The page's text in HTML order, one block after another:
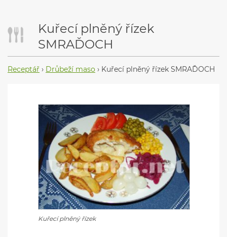
Kuřecí plněný řízek
SMRAĎOCH
Receptář › Drůbeží maso › Kuřecí plněný řízek SMRAĎOCH
Kuřecí plněný řízek